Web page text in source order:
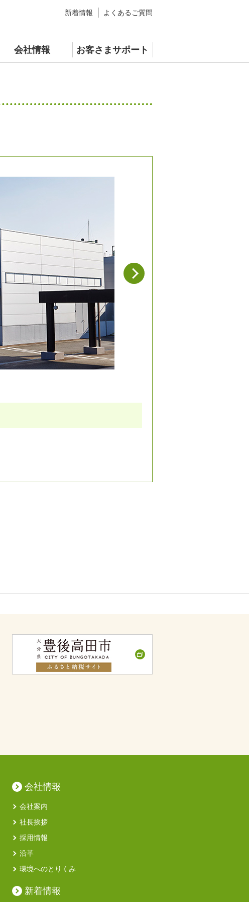
新着情報 よくあるご質問
会社情報 お客さまサポート
会社情報
会社案内
社長挨拶
採用情報
沿革
環境へのとりくみ
新着情報